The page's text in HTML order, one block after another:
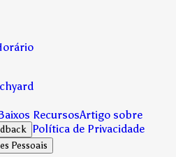
RecursosArtigo sobre
Política de Privacidade
Pessoais